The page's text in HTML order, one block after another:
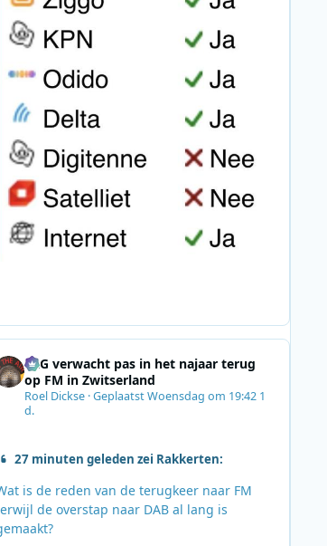
SRG verwacht pas in het najaar terug
op FM in Zwitserland
Roel Dickse·GeplaatstWoensdag om 19:42 1
d.
27 minuten geleden zei Rakkerten:
is de reden van de terugkeer naar FM
de overstap naar DAB al lang is